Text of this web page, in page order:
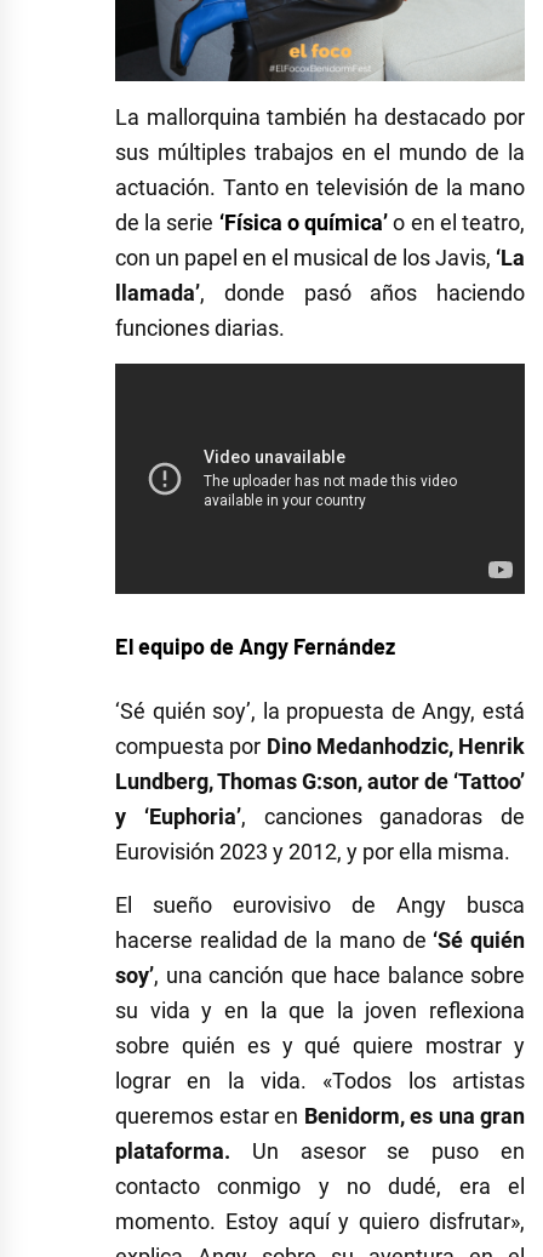
La mallorquina también ha destacado por
sus múltiples trabajos en el mundo de la
actuación. Tanto en televisión de la mano
de la serie ‘Física o química’o en el teatro,
con un papel en el musical de los Javis, ‘La
llamada’, donde pasó años haciendo
funciones diarias.
El equipo de Angy Fernández
‘Sé quién soy’, la propuesta de Angy, está
compuesta por Dino Medanhodzic, Henrik
Lundberg, Thomas G:son,autor de ‘Tattoo’
y ‘Euphoria’, canciones ganadoras de
Eurovisión 2023 y 2012, y por ella misma.
El sueño eurovisivo de Angy busca
hacerse realidad de la mano de ‘Sé quién
soy’, una canción que hace balance sobre
su vida y en la que la joven reflexiona
sobre quién es y qué quiere mostrar y
lograr en la vida. «Todos los artistas
queremos estar en Benidorm, es una gran
plataforma. Un asesor se puso en
contacto conmigo y no dudé, era el
momento. Estoy aquí y quiero disfrutar»,